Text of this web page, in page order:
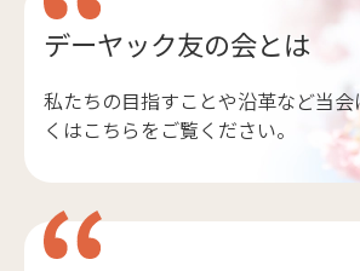
デーヤック友の会とは
私たちの目指すことや沿革など当
くはこちらをご覧ください。